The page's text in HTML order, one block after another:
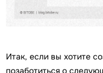
Итак, если вы хотите
позаботиться о